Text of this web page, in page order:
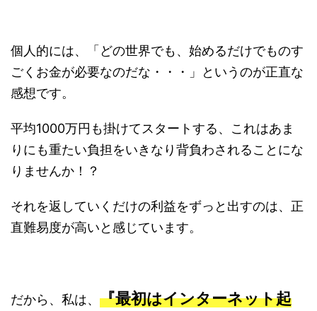
個人的には、「どの世界でも、始めるだけでものす
ごくお金が必要なのだな・・・」というのが正直な
感想です。
平均1000万円も掛けてスタートする、これはあま
りにも重たい負担をいきなり背負わされることにな
りませんか！？
それを返していくだけの利益をずっと出すのは、正
直難易度が高いと感じています。
だから、私は、 『最初はインターネット起